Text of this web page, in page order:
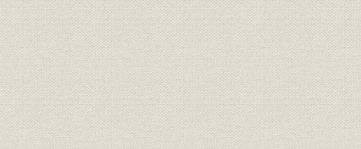
1. 終戦後の変革
2. 戦後の復興
第5章 昭和30年から三菱3重工合併まで
1. 概況